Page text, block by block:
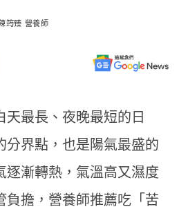
陳筠臻 營養師
天最長、夜晚最短的日
分界點，也是陽氣最盛的
逐漸轉熱，氣溫高又濕度
負擔，營養師推薦吃「苦